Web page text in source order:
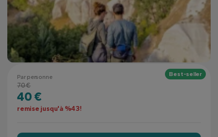
Par personne
70 €
40 €
remise jusqu'à %43!
Best-seller